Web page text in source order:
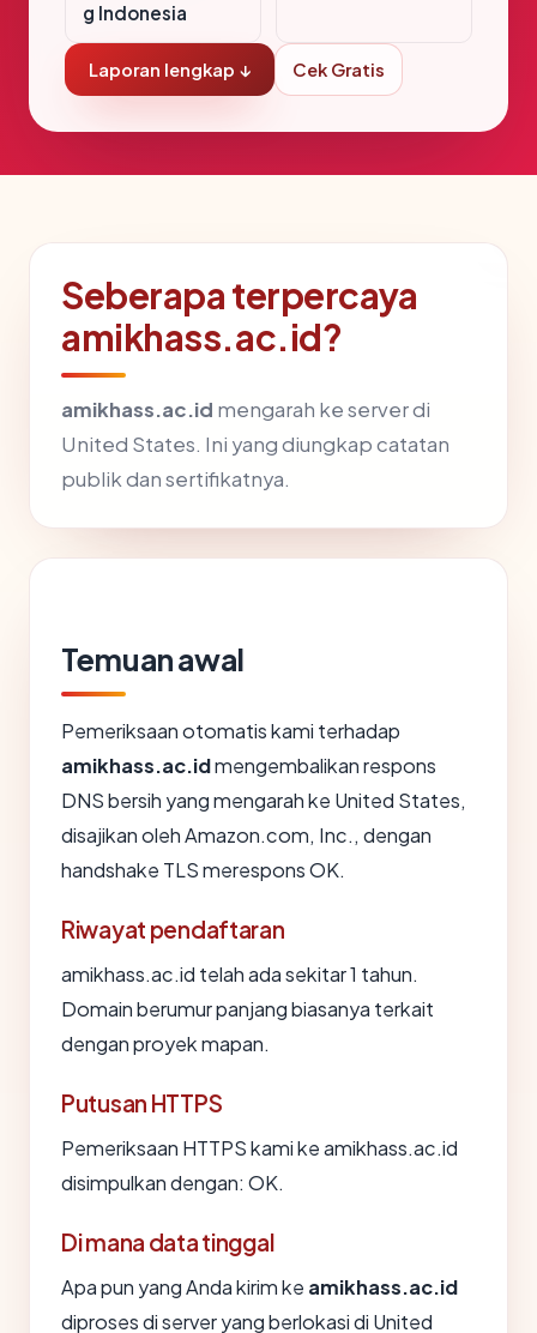
g Indonesia
Laporan lengkap ↓ Cek Gratis
Seberapa terpercaya
amikhass.ac.id?
amikhass.ac.id mengarah ke server di
United States. Ini yang diungkap catatan
publik dan sertifikatnya.
Temuan awal
Pemeriksaan otomatis kami terhadap
amikhass.ac.idmengembalikan respons
DNS bersih yang mengarah ke United States,
disajikan oleh Amazon.com, Inc., dengan
handshake TLS merespons OK.
Riwayat pendaftaran
amikhass.ac.id telah ada sekitar 1 tahun.
Domain berumur panjang biasanya terkait
dengan proyek mapan.
Putusan HTTPS
Pemeriksaan HTTPS kami ke amikhass.ac.id
disimpulkan dengan: OK.
Di mana data tinggal
Apa pun yang Anda kirim ke amikhass.ac.id
diproses di server yang berlokasi di United